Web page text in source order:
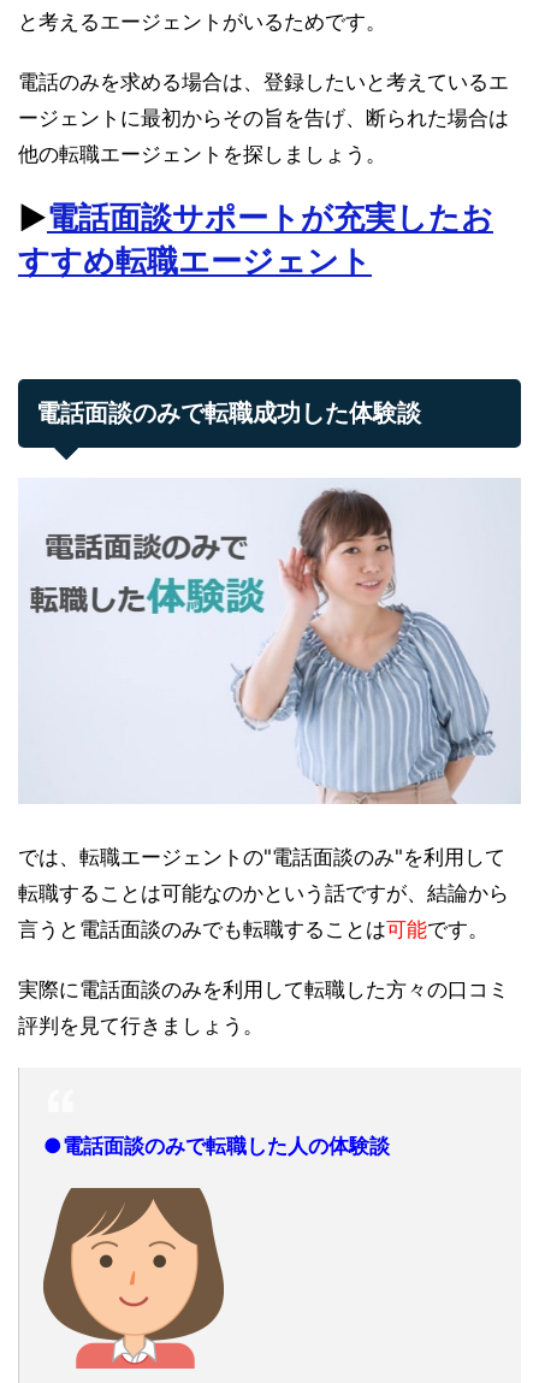
と考えるエージェントがいるためです。
電話のみを求める場合は、登録したいと考えているエ
ージェントに最初からその旨を告げ、断られた場合は
他の転職エージェントを探しましょう。
▶︎電話面談サポートが充実したお
すすめ転職エージェント
電話面談のみで転職成功した体験談
では、転職エージェントの"電話面談のみ"を利用して
転職することは可能なのかという話ですが、結論から
言うと電話面談のみでも転職することは可能です。
実際に電話面談のみを利用して転職した方々の口コミ
評判を見て行きましょう。
●電話面談のみで転職した人の体験談